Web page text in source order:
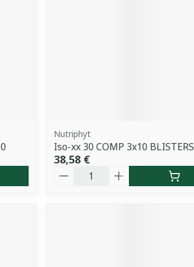
Nutriphyt
Iso-xx 30 COMP 3x10 BLISTERS
38,58 €
Quantité